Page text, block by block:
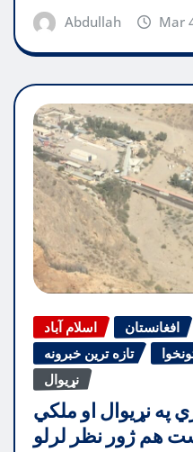
Abdullah Mar
اسلام آباد افغانستان
تازه ترین خبرونه
نړیوال
په نړیوال او ملکي
هم ژور نظر لرلو